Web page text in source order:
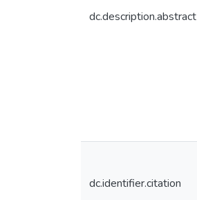
dc.description.abstract
dc.identifier.citation